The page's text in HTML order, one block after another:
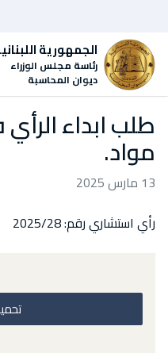
الجمهورية
رئاسة مجلس الوزراء
ديوان المحاسبة
طلب ابداء
مواد.
13 مارس 2025
رأي استشاري رقم: 2025/28